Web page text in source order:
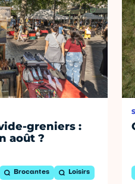
greniers :
août ?
Brocantes Loisirs